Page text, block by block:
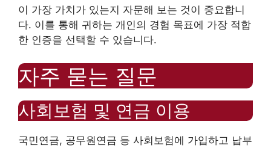
이 가장 가치가 있는지 자문해 보는 것이 중요합니
다. 이를 통해 귀하는 개인의 경험 목표에 가장 적합
한 인증을 선택할 수 있습니다.
자주 묻는 질문
사회보험 및 연금 이용
국민연금, 공무원연금 등 사회보험에 가입하고 납부